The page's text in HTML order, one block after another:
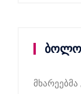
ბოლო